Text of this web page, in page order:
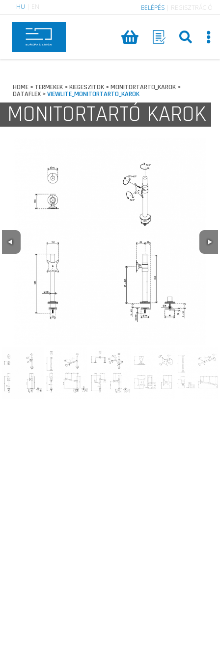
HU EN BELÉPÉS REGISZTRÁCIÓ
HOME > TERMEKEK >KIEGESZITOK >MONITORTARTO_KAROK >
DATAFLEX >VIEWLITE_MONITORTARTO_KAROK
MONITORTARTÓ KAROK